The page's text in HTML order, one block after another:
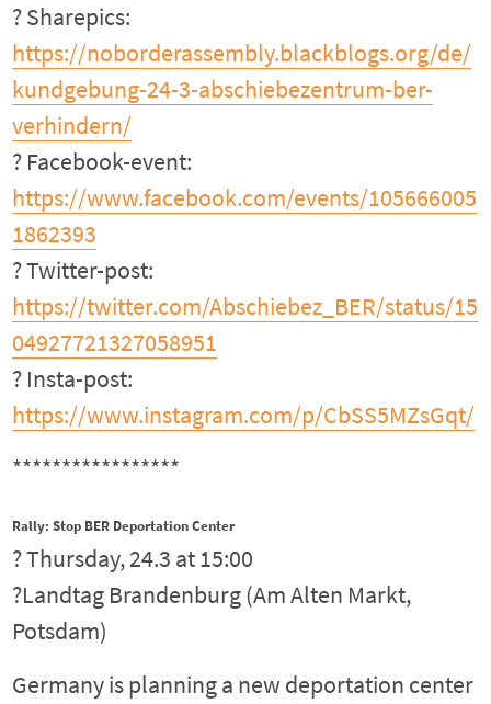
? Sharepics:
https://noborderassembly.blackblogs.org/de/
kundgebung-24-3-abschiebezentrum-ber-
verhindern/
? Facebook-event:
https://www.facebook.com/events/105666005
1862393
? Twitter-post:
https://twitter.com/Abschiebez_BER/status/15
04927721327058951
? Insta-post:
https://www.instagram.com/p/CbSS5MZsGqt/
*****************
Rally: Stop BER Deportation Center
? Thursday, 24.3 at 15:00
?Landtag Brandenburg (Am Alten Markt,
Potsdam)
Germany is planning a new deportation center